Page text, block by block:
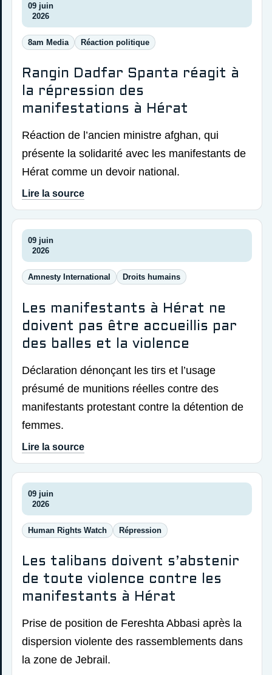
09 juin
2026
8am Media Réaction politique
Rangin Dadfar Spanta réagit à
la répression des
manifestations à Hérat
Réaction de l’ancien ministre afghan, qui
présente la solidarité avec les manifestants de
Hérat comme un devoir national.
Lire la source
09 juin
2026
Amnesty International Droits humains
Les manifestants à Hérat ne
doivent pas être accueillis par
des balles et la violence
Déclaration dénonçant les tirs et l’usage
présumé de munitions réelles contre des
manifestants protestant contre la détention de
femmes.
Lire la source
09 juin
2026
Human Rights Watch Répression
Les talibans doivent s’abstenir
de toute violence contre les
manifestants à Hérat
Prise de position de Fereshta Abbasi après la
dispersion violente des rassemblements dans
la zone de Jebrail.